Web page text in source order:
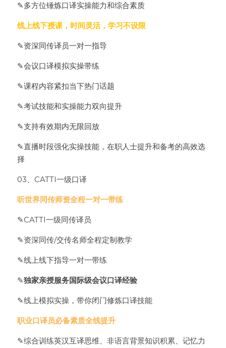
✎多方位锤炼口译实操能力和综合素质
线上线下授课，时间灵活，学习不设限
✎资深同传译员一对一指导
✎会议口译模拟实操带练
✎课程内容紧扣当下热门话题
✎考试技能和实操能力双向提升
✎支持有效期内无限回放
✎直播时段强化实操技能，在职人士提升和备考的高效选
择
03、 CATTI一级口译
听世界同传师资全程一对一带练
✎CATTI一级同传译员
✎资深同传/交传名师全程定制教学
✎线上线下指导一对一带练
✎独家亲授服务国际级会议口译经验
✎线上模拟实操，带你闭门修炼口译技能
职业口译员必备素质全线提升
✎综合训练英汉互译思维、非语言背景知识积累、记忆力